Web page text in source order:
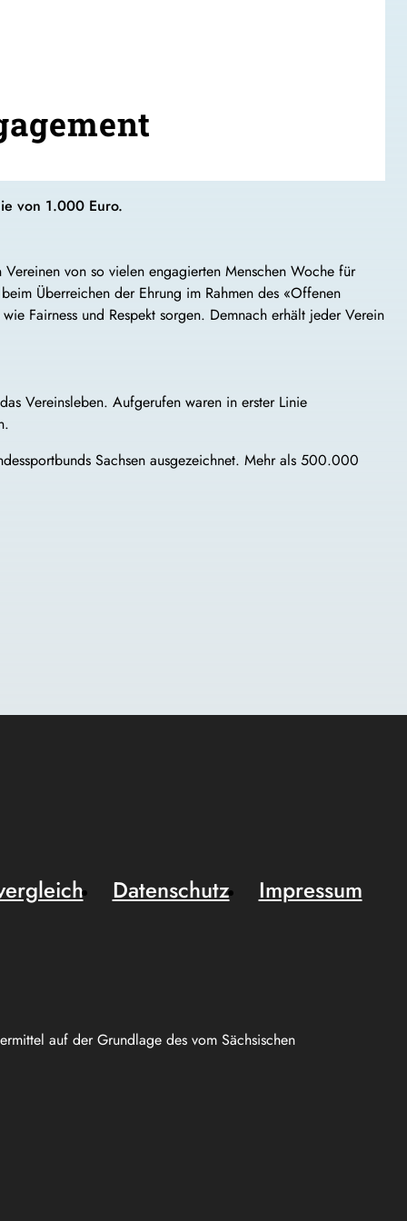
von 1.000 Euro.
von so vielen engagierten Menschen Woche für
Überreichen der Ehrung im Rahmen des «Offenen
Fairness und Respekt sorgen. Demnach erhält jeder Verein
Vereinsleben. Aufgerufen waren in erster Linie
Sachsen ausgezeichnet. Mehr als 500.000
auf der Grundlage des vom Sächsischen
Datenschutz
Impressum